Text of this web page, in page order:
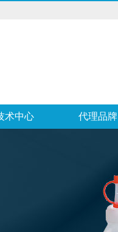
术中心 代理品牌